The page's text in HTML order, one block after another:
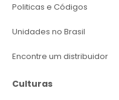
Politicas e Códigos
Unidades no Brasil
Encontre um distribuidor
Culturas